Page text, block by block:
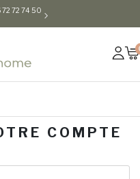
72 72 74 50
COMPTE